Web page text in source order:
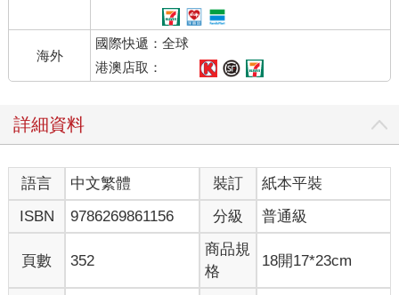
海外
國際快遞：全球
港澳店取：
詳細資料
語言 中文繁體 裝訂
紙本平裝
ISBN
9786269861156 分級 普通級
頁數 352
商品規
格
18開17*23cm